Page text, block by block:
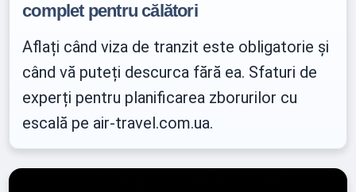
complet pentru călători
Aflați când viza de tranzit este obligatorie și
când vă puteți descurca fără ea. Sfaturi de
experți pentru planificarea zborurilor cu
escală pe air-travel.com.ua.